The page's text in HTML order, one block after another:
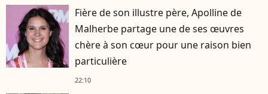
Fière de son illustre père, Apolline de
Malherbe partage une de ses œuvres
chère à son cœur pour une raison bien
particulière
22:10